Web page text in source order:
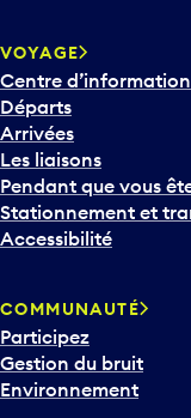
VOYAGE
Centre d’information
Départs
Arrivées
Les liaisons
Pendant que vous
Stationnement et
Accessibilité
COMMUNAUTÉ
Participez
Gestion du bruit
Environnement